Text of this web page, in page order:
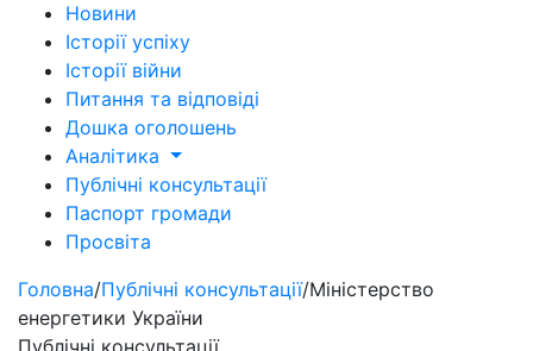
Новини
Історії успіху
Історії війни
Питання та відповіді
Дошка оголошень
Аналітика
Публічні консультації
Паспорт громади
Просвіта
Головна/Публічні консультації/Міністерство
енергетики України
Публічні консультації